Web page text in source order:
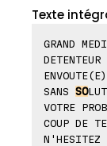
Texte
GRAND
SANS SO
VOTRE
COUP DE
N'HESITEZ